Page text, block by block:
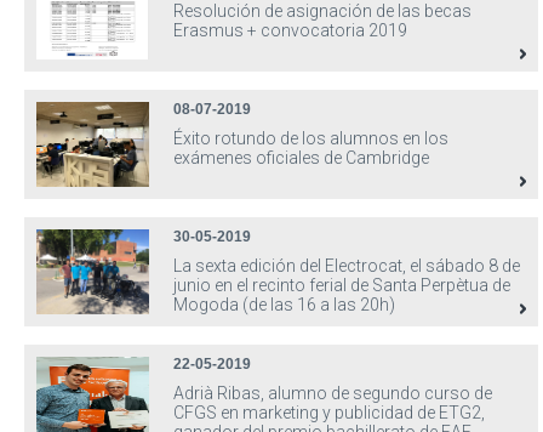
Resolución de asignación de las becas
Erasmus + convocatoria 2019
08-07-2019
Éxito rotundo de los alumnos en los
exámenes oficiales de Cambridge
30-05-2019
La sexta edición del Electrocat, el sábado 8 de
junio en el recinto ferial de Santa Perpètua de
Mogoda (de las 16 a las 20h)
22-05-2019
Adrià Ribas, alumno de segundo curso de
CFGS en marketing y publicidad de ETG2,